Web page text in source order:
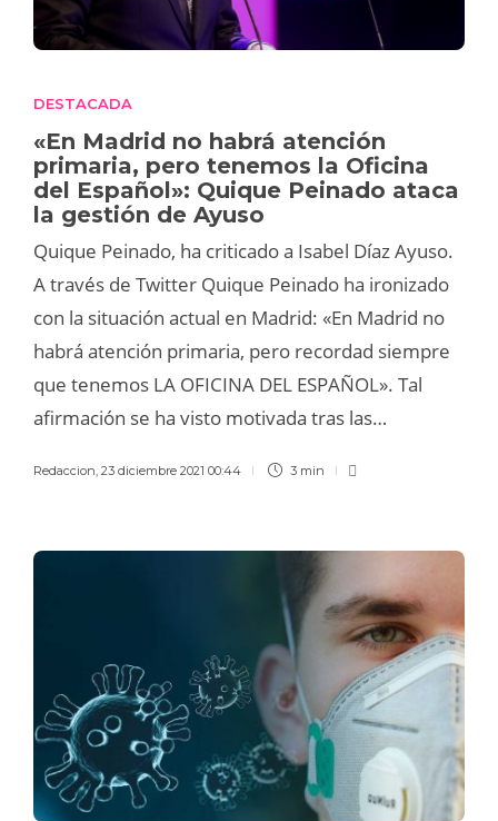
DESTACADA
«En Madrid no habrá atención
primaria, pero tenemos la Oficina
del Español»: Quique Peinado ataca
la gestión de Ayuso
Quique Peinado, ha criticado a Isabel Díaz Ayuso.
A través de Twitter Quique Peinado ha ironizado
con la situación actual en Madrid: «En Madrid no
habrá atención primaria, pero recordad siempre
que tenemos LA OFICINA DEL ESPAÑOL». Tal
afirmación se ha visto motivada tras las…
Redaccion, 23 diciembre 2021 00:44 3 min